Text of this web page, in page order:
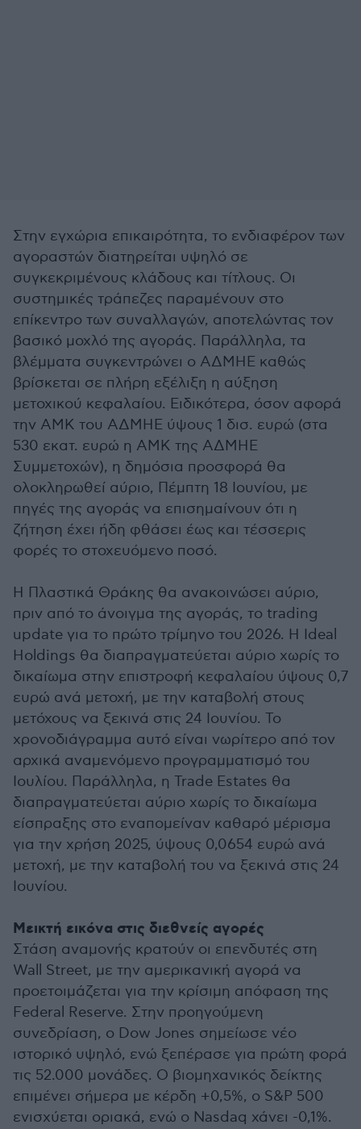
Στην εγχώρια επικαιρότητα, το ενδιαφέρον των
αγοραστών διατηρείται υψηλό σε
συγκεκριμένους κλάδους και τίτλους. Οι
συστημικές τράπεζες παραμένουν στο
επίκεντρο των συναλλαγών, αποτελώντας τον
βασικό μοχλό της αγοράς. Παράλληλα, τα
βλέμματα συγκεντρώνει ο ΑΔΜΗΕ καθώς
βρίσκεται σε πλήρη εξέλιξη η αύξηση
μετοχικού κεφαλαίου. Ειδικότερα, όσον αφορά
την ΑΜΚ του ΑΔΜΗΕ ύψους 1 δισ. ευρώ (στα
530 εκατ. ευρώ η ΑΜΚ της ΑΔΜΗΕ
Συμμετοχών), η δημόσια προσφορά θα
ολοκληρωθεί αύριο, Πέμπτη 18 Ιουνίου, με
πηγές της αγοράς να επισημαίνουν ότι η
ζήτηση έχει ήδη φθάσει έως και τέσσερις
φορές το στοχευόμενο ποσό.
Η Πλαστικά Θράκης θα ανακοινώσει αύριο,
πριν από το άνοιγμα της αγοράς, το trading
update για το πρώτο τρίμηνο του 2026. Η Ideal
Holdings θα διαπραγματεύεται αύριο χωρίς το
δικαίωμα στην επιστροφή κεφαλαίου ύψους 0,7
ευρώ ανά μετοχή, με την καταβολή στους
μετόχους να ξεκινά στις 24 Ιουνίου. Το
χρονοδιάγραμμα αυτό είναι νωρίτερο από τον
αρχικά αναμενόμενο προγραμματισμό του
Ιουλίου. Παράλληλα, η Trade Estates θα
διαπραγματεύεται αύριο χωρίς το δικαίωμα
είσπραξης στο εναπομείναν καθαρό μέρισμα
για την χρήση 2025, ύψους 0,0654 ευρώ ανά
μετοχή, με την καταβολή του να ξεκινά στις 24
Ιουνίου.
Μεικτή εικόνα στις διεθνείς αγορές
Στάση αναμονής κρατούν οι επενδυτές στη
Wall Street, με την αμερικανική αγορά να
προετοιμάζεται για την κρίσιμη απόφαση της
Federal Reserve. Στην προηγούμενη
συνεδρίαση, ο Dow Jones σημείωσε νέο
ιστορικό υψηλό, ενώ ξεπέρασε για πρώτη φορά
τις 52.000 μονάδες. Ο βιομηχανικός δείκτης
επιμένει σήμερα με κέρδη +0,5%, ο S&P 500
ενισχύεται οριακά, ενώ ο Nasdaq χάνει -0,1%.